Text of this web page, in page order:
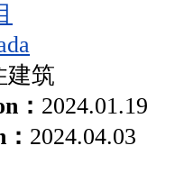
建筑
： 2024.01.19
2024.04.03